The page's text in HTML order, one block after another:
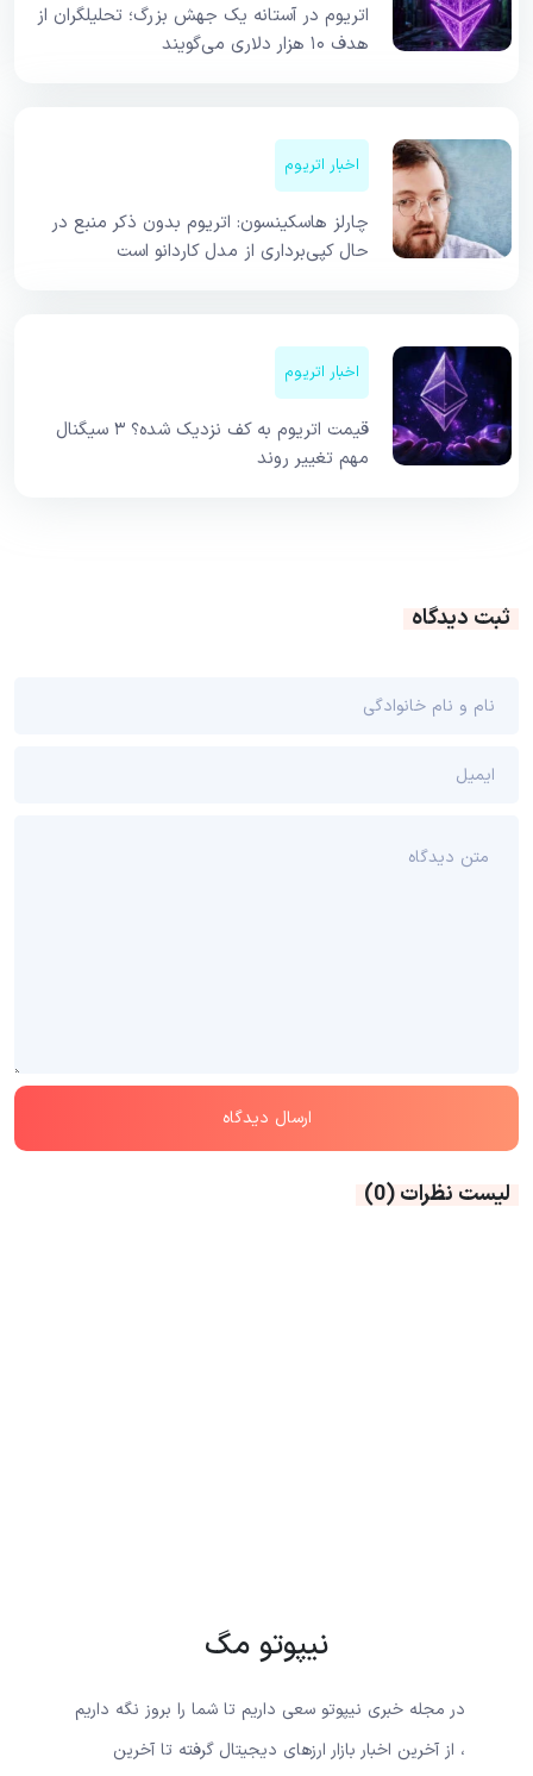
اتریوم در آستانه یک جهش بزرگ؛ تحلیلگران از
هدف ۱۰ هزار دلاری می‌گویند
اخبار اتریوم
چارلز هاسکینسون: اتریوم بدون ذکر منبع در
حال کپی‌برداری از مدل کاردانو است
اخبار اتریوم
قیمت اتریوم به کف نزدیک شده؟ ۳ سیگنال
مهم تغییر روند
ثبت دیدگاه
لیست نظرات(0)
نیپوتو مگ
در مجله خبری نیپوتو سعی داریم تا شما را بروز نگه داریم
، از آخرین اخبار بازار ارزهای دیجیتال گرفته تا آخرین